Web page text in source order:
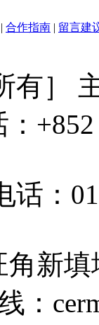
| 合作指南 | 留言建
有］
：
新
：